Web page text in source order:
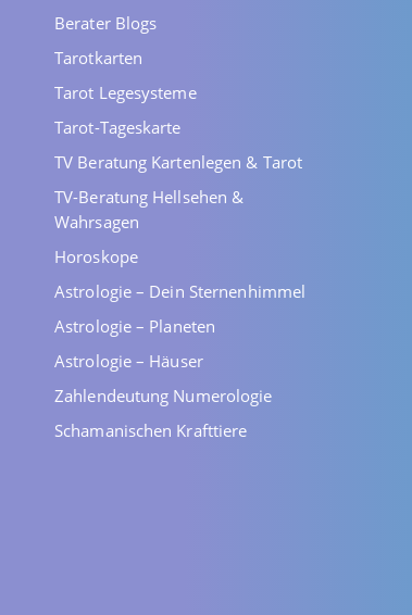
Berater Blogs
Tarotkarten
Tarot Legesysteme
Tarot-Tageskarte
TV Beratung Kartenlegen & Tarot
TV-Beratung Hellsehen &
Wahrsagen
Horoskope
Astrologie – Dein Sternenhimmel
Astrologie – Planeten
Astrologie – Häuser
Zahlendeutung Numerologie
Schamanischen Krafttiere